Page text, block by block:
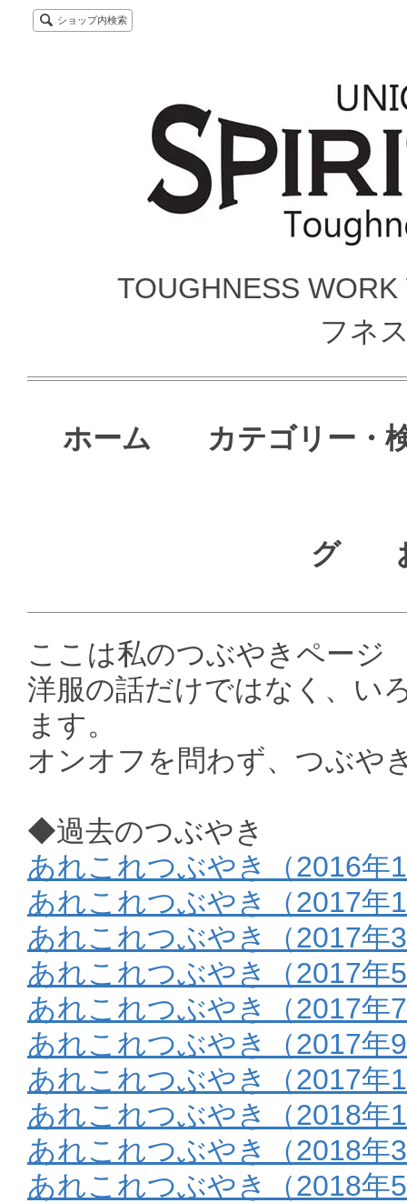
ショップ内検索
TOUGHNESS
フネ
ホーム カテゴリー・
グ
ここは私のつぶやきページ
洋服の話だけではなく、い
ます。
オンオフを問わず、つぶや
◆過去のつぶやき
あれこれつぶやき（2016年
あれこれつぶやき（2017年
あれこれつぶやき（2017年
あれこれつぶやき（2017年
あれこれつぶやき（2017年
あれこれつぶやき（2017年
あれこれつぶやき（2017年
あれこれつぶやき（2018年
あれこれつぶやき（2018年
あれこれつぶやき（2018年